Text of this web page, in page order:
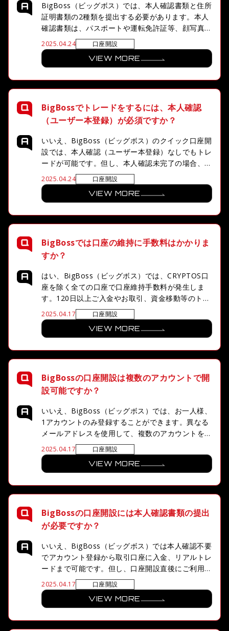
BigBoss（ビッグボス）では、本人確認書類と住所
証明書類の2種類を提出する必要があります。本人
確認書類は、パスポートや運転免許証等、顔写真付
きの有効期限内の公的書類を提出してください。住
所証明書類は、発行から3ヶ月以内の住民票や公共
料金明細書、有効期限内の健康保険証等が提出可能
2025.04.24
口座開設
VIEW MORE
BigBossでトレードをするには、本人確認
（ユーザー本登録）が必須ですか？
いいえ、BigBoss（ビッグボス）のクイック口座開
設では、本人確認（ユーザー本登録）なしでもトレ
ードが可能です。但し、本人確認未完了の場合、出
金や追加口座、ボーナスの受取り等が制限されま
す。新規口座開設ボーナスは、口座開設から30日
以内に本人確認を完了頂いた方が対象となります。
2025.04.24
口座開設
VIEW MORE
BigBossでは口座の維持に手数料はかかりま
すか？
はい、BigBoss（ビッグボス）では、CRYPTOS口
座を除く全ての口座で口座維持手数料が発生しま
す。120日以上ご入金やお取引、資金移動等のトラ
ンザクションがない場合、休眠ユーザーと判定さ
れ、口座残高がある場合、1か月毎に5ドルの口座
維持手数料が発生しますのでご注意ください。
2025.04.17
口座開設
VIEW MORE
BigBossの口座開設は複数のアカウントで開
設可能ですか？
いいえ、BigBoss（ビッグボス）では、お一人様、
1アカウントのみ登録することができます。異なる
メールアドレスを使用して、複数のアカウントを登
録することは原則禁止となりますのでご注意くださ
い。複数アカウントの登録が発覚した場合は、口座
凍結の対象となるため十分にご注意ください。
2025.04.17
口座開設
VIEW MORE
BigBossの口座開設には本人確認書類の提出
が必要ですか？
いいえ、BigBoss（ビッグボス）では本人確認不要
でアカウント登録から取引口座に入金、リアルトレ
ードまで可能です。但し、口座開設直後にご利用頂
ける入金方法は、国内/海外銀行送金のみとなりま
す。それ以外の入金方法やご出金、追加口座開設を
行う際は、本人確認手続きを完了する必要がござい
2025.04.17
口座開設
VIEW MORE